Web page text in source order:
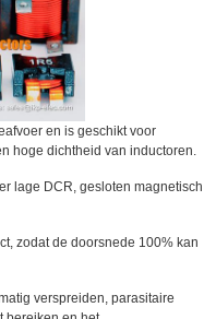
en is geschikt voor
hoge dichtheid van inductoren.
lage DCR, gesloten magnetisch
zodat de doorsnede 100% kan
verspreiden, parasitaire